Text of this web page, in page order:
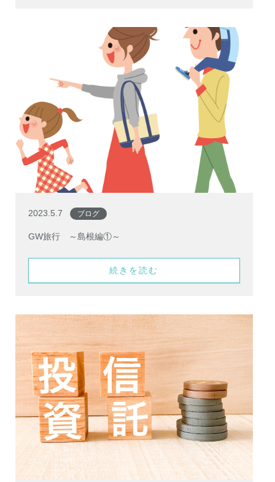
2023.5.7 ブログ
GW旅行 ～島根編①～
続きを読む